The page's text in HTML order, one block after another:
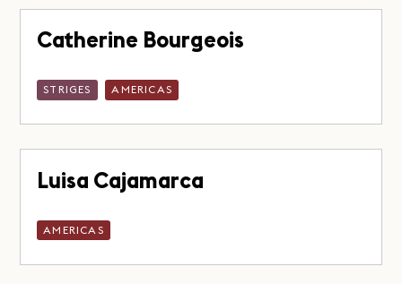
Catherine Bourgeois
STRIGES AMERICAS
Luisa Cajamarca
AMERICAS